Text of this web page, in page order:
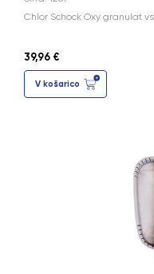
Chlor Schock Oxy granulat
39,96 €
V košarico